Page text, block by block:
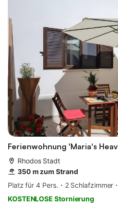
Ferienwohnung 'Maria's
Rhodos Stadt
350 m zum Strand
Platz für 4 Pers.
2 Schlafzimmer
KOSTENLOSE Stornierung